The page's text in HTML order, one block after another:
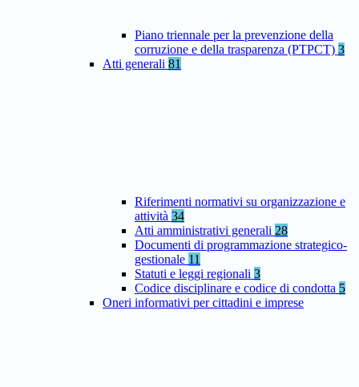
Piano triennale per la prevenzione della
corruzione e della trasparenza (PTPCT) 3
Atti generali 81
Riferimenti normativi su organizzazione e
attività 34
Atti amministrativi generali 28
Documenti di programmazione strategico-
gestionale 11
Statuti e leggi regionali 3
Codice disciplinare e codice di condotta 5
Oneri informativi per cittadini e imprese